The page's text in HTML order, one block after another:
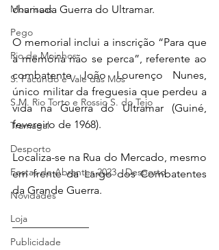
Mouriscas
Pego
Rio de Moinhos
S. Facundo e Vale das Mós
S.M. Rio Torto e Rossio S. do Tejo
Tramagal
Desporto
Festas de Abrantes 2023 - Desporto
Novidades
Loja
Publicidade
chamada Guerra do Ultramar.
O memorial inclui a inscrição “Para que
a memória não se perca”, referente ao
combatente João Lourenço Nunes,
único militar da freguesia que perdeu a
vida na Guerra do Ultramar (Guiné,
fevereiro de 1968).
Localiza-se na Rua do Mercado, mesmo
em frente da Largo dos Combatentes
da Grande Guerra.
______________